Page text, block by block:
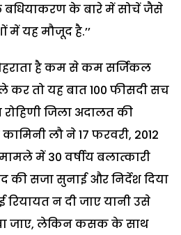
बधियाकरण के बारे में सोचें जैसे
में यह मौजूद है.’’
है कम से कम सर्जिकल
कर तो यह बात 100 फीसदी सच
रोहिणी जिला अदालत की
कामिनी लौ ने 17 फरवरी, 2012
में 30 वर्षीय बलात्कारी
की सजा सुनाई और निर्देश दिया
रियायत न दी जाए यानी उसे
जाए, लेकिन कसक के साथ